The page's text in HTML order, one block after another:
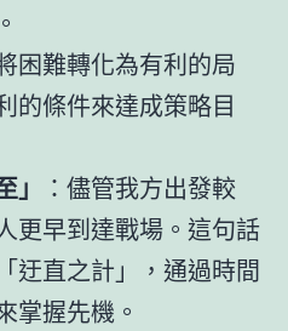
困難轉化為有利的局
的條件來達成策略目
」
：儘管我方出發較
更早到達戰場。這句話
迂直之計」，通過時間
掌握先機。